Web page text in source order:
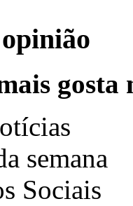
semana
Sociais